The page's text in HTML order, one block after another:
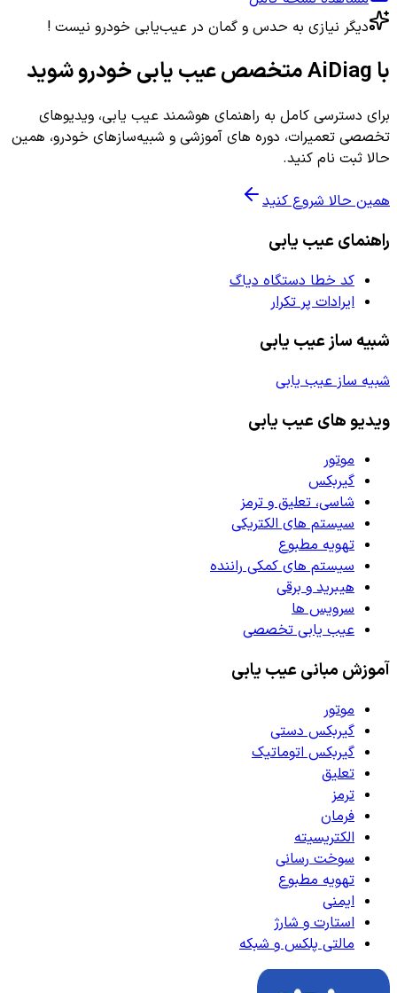
دیگر نیازی به حدس و گمان در عیب‌یابی خودرو نیست !
با AiDiag متخصص عیب یابی خودرو شوید
برای دسترسی کامل به راهنمای هوشمند عیب یابی، ویدیوهای
تخصصی تعمیرات، دوره های آموزشی و شبیه‌سازهای خودرو، همین
حالا ثبت نام کنید.
همین حالا شروع کنید
راهنمای عیب یابی
کد خطا دستگاه دیاگ
ایرادات پر تکرار
شبیه ساز عیب یابی
شبیه ساز عیب یابی
ویدیو های عیب یابی
موتور
گیربکس
شاسی، تعلیق و ترمز
سیستم های الکتریکی
تهویه مطبوع
سیستم های کمکی راننده
هیبرید و برقی
سرویس ها
عیب یابی تخصصی
آموزش مبانی عیب یابی
موتور
گیربکس دستی
گیربکس اتوماتیک
تعلیق
ترمز
فرمان
الکتریسیته
سوخت رسانی
تهویه مطبوع
ایمنی
استارت و شارژ
مالتی پلکس و شبکه